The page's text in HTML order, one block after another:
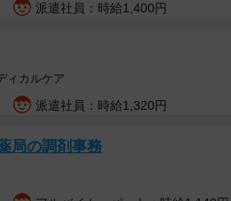
派遣社員：時給1,400円
ィカルケア
派遣社員：時給1,320円
局の調剤事務